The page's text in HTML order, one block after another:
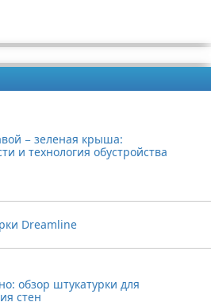
− зеленая крыша:
и технология обустройства
Dreamline
обзор штукатурки для
стен